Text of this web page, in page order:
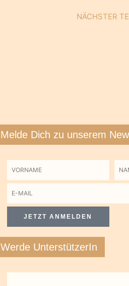
NÄCHSTER
Melde Dich zu unserem
Vorname
E-
Mail
JETZT ANMELDEN
Werde UnterstützerIn